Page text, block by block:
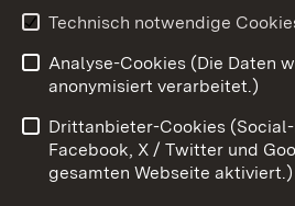
Youtube
Benutzungshinweise
Datenschutz
Technisch notwendige
Analyse-Cookies (Die Daten
anonymisiert verarbeitet.)
Drittanbieter-Cookies
Facebook, X / Twitter und
gesamten Webseite aktiviert.)